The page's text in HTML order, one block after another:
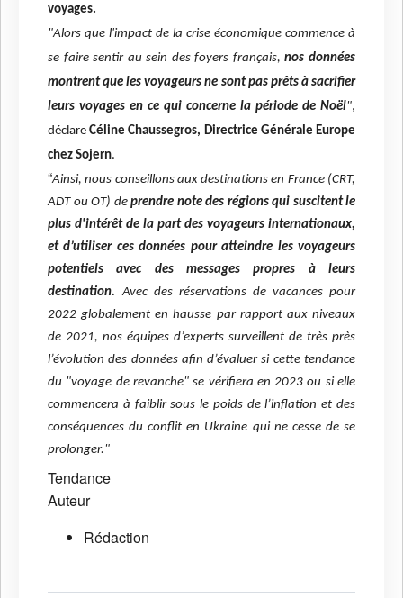
voyages.
"Alors que l'impact de la crise économique commence à
se faire sentir au sein des foyers français, nos données
montrent que les voyageurs ne sont pas prêts à sacrifier
leurs voyages en ce qui concerne la période de Noël",
déclareCéline Chaussegros, Directrice Générale Europe
chez Sojern.
“Ainsi, nous conseillons aux destinations en France (CRT,
ADT ou OT) de prendre note des régions qui suscitent le
plus d'intérêt de la part des voyageurs internationaux,
et d’utiliser ces données pour atteindre les voyageurs
potentiels avec des messages propres à leurs
destination. Avec des réservations de vacances pour
2022 globalement en hausse par rapport aux niveaux
de 2021, nos équipes d’experts surveillent de très près
l’évolution des données afin d’évaluer si cette tendance
du "voyage de revanche" se vérifiera en 2023 ou si elle
commencera à faiblir sous le poids de l’inflation et des
conséquences du conflit en Ukraine qui ne cesse de se
prolonger."
Tendance
Auteur
Rédaction